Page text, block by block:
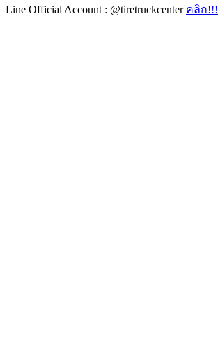
Line Official Account : @tiretruckcenter คลิก!!!